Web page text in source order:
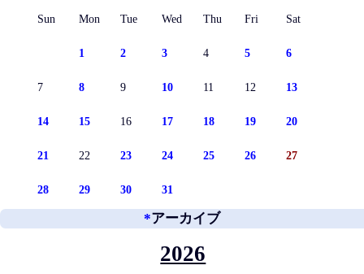
Sun Mon Tue Wed Thu Fri Sat
1 2 3 4 5 6
7 8 9 10 11 12 13
14 15 16 17 18 19 20
21 22 23 24 25 26 27
28 29 30 31
*アーカイブ
2026